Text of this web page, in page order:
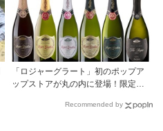
「ロジャーグラート」初のポップア
ップストアが丸の内に登場！限定キ
Recommended by